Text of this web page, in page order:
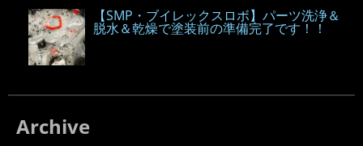
【SMP・ブイレックスロボ】パーツ洗浄＆
脱水＆乾燥で塗装前の準備完了です！！
Archive